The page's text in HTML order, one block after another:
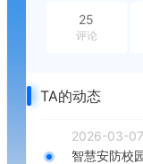
25
评论
TA的动态
2026-03-07
智慧安防校